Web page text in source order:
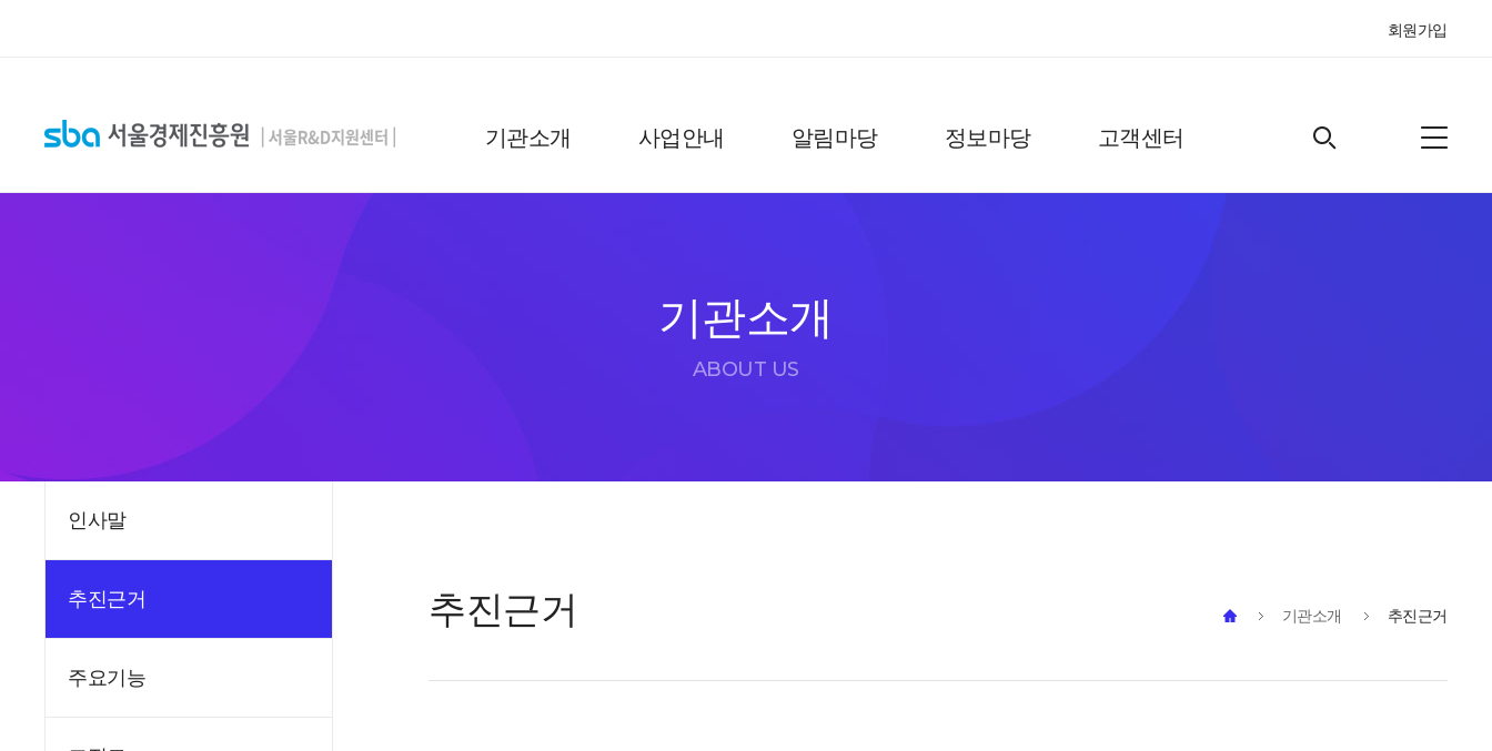
회원가입
기관소개 사업안내 알림마당 정보마당 고객센터
기관소개
ABOUT US
인사말
추진근거
주요기능
추진근거 기관소개 추진근거